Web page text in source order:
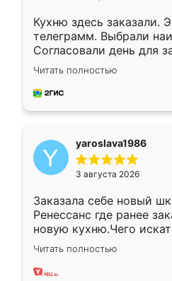
Кухню здесь заказали.
телеграмм. Выбрали
Согласовали день для
недели кухня была уже
довольны работой.
мебель за качественную
Читать полностью
yaroslava1986
3 августа 2026
Заказала себе новый
Ренессанс где ранее
новую кухню.Чего
вполне довольна.
два года, нареканий нет.
Читать полностью